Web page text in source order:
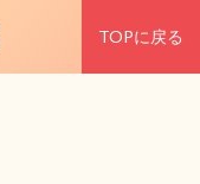
TOPに戻る